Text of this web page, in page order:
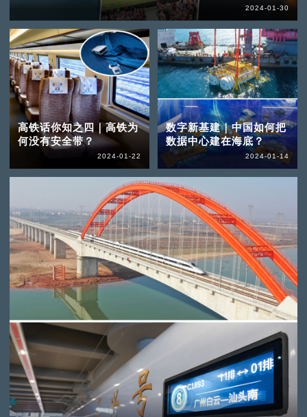
2024-01-30
高铁话你知之四｜高铁为
何没有安全带？
2024-01-22
数字新基建｜中国如何把
数据中心建在海底？
2024-01-14